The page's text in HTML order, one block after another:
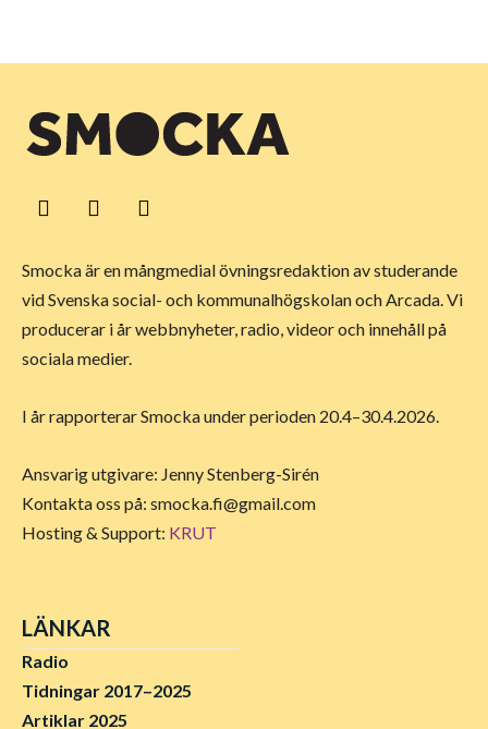
Smocka är en mångmedial övningsredaktion av studerande
vid Svenska social- och kommunalhögskolan och Arcada. Vi
producerar i år webbnyheter, radio, videor och innehåll på
sociala medier.
I år rapporterar Smocka under perioden 20.4–30.4.2026.
Ansvarig utgivare: Jenny Stenberg-Sirén
Kontakta oss på: smocka.fi@gmail.com
Hosting & Support: KRUT
LÄNKAR
Radio
Tidningar 2017–2025
Artiklar 2025